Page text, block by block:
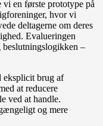
vi en første prototype på
hvor vi
deltagerne om deres
Evalueringen
beslutningslogikken –
eksplicit brug af
at reducere
ved at handle.
og mere